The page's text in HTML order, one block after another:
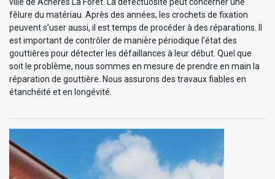
ville de Acheres La Foret. La défectuosité peut concerner une
fêlure du matériau. Après des années, les crochets de fixation
peuvent s’user aussi, il est temps de procéder à des réparations. Il
est important de contrôler de manière périodique l’état des
gouttières pour détecter les défaillances à leur début. Quel que
soit le problème, nous sommes en mesure de prendre en main la
réparation de gouttière. Nous assurons des travaux fiables en
étanchéité et en longévité.